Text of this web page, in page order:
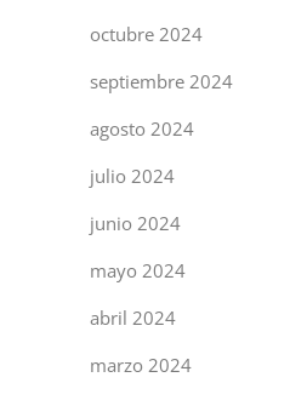
octubre 2024
septiembre 2024
agosto 2024
julio 2024
junio 2024
mayo 2024
abril 2024
marzo 2024